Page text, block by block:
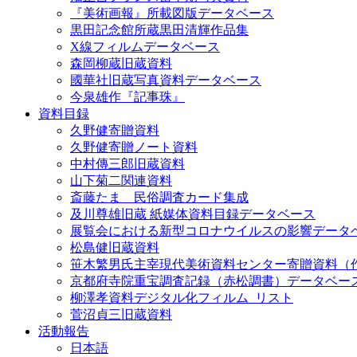
『美術画報』所載図版データベース
黒田記念館所蔵黒田清輝作品集
X線フィルムデータベース
森岡柳蔵旧蔵資料
國華社旧蔵写真資料データベース
今泉雄作『記事珠』
資料目録
久野健寄贈資料
久野健寄贈ノート資料
中村傳三郎旧蔵資料
山下菊二関連資料
斎藤たま 民俗調査カード集成
及川尊雄旧蔵 紙媒体資料目録データベース
展覧会における新型コロナウイルスの影響データ
松島健旧蔵資料
笹木繁男氏主宰現代美術資料センター寄贈資料（
京都府寺院重宝調査記録（赤松調書）データベー
柳澤孝資料デジタル化フィルム_リスト
菅沼貞三旧蔵資料
活動報告
日本語